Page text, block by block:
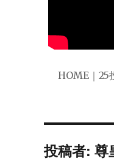
HOME ｜ 25
投稿者: 尊